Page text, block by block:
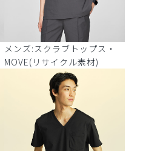
メンズ:スクラブトップス・
MOVE(リサイクル素材)